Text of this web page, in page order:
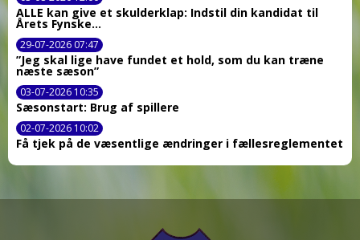
ALLE kan give et skulderklap: Indstil din kandidat til
Årets Fynske...
29-07-2026 07:47
”Jeg skal lige have fundet et hold, som du kan træne
næste sæson”
03-07-2026 10:35
Sæsonstart: Brug af spillere
02-07-2026 10:02
Få tjek på de væsentlige ændringer i fællesreglementet